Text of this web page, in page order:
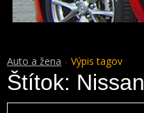
Auto a žena Výpis tagov
Štítok: Nissan